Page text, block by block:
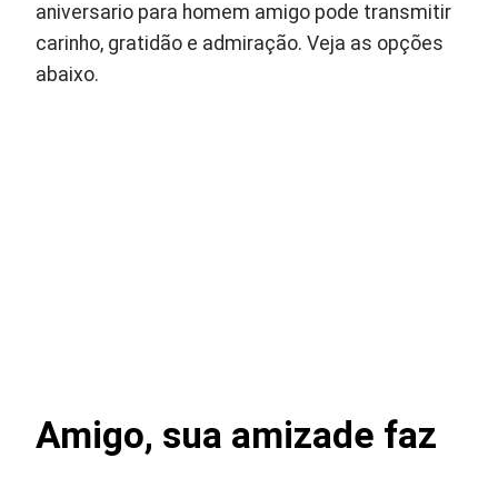
aniversario para homem amigo pode transmitir
carinho, gratidão e admiração. Veja as opções
abaixo.
Amigo, sua amizade faz